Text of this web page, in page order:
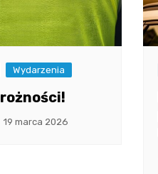
Wydarzenia
19 marca 2026